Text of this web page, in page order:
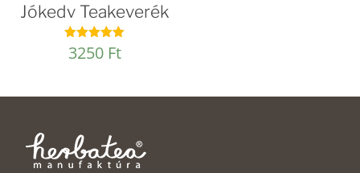
Jókedv Teakeverék
Értékelés:
5.00
3250 Ft